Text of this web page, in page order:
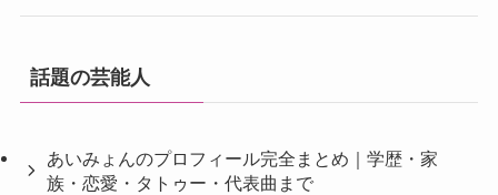
話題の芸能人
あいみょんのプロフィール完全まとめ｜学歴・家
族・恋愛・タトゥー・代表曲まで